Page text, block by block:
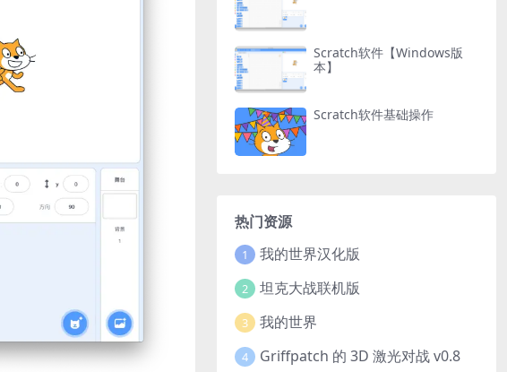
Scratch软件【Windows版
本】
Scratch软件基础操作
热门资源
1 我的世界汉化版
2 坦克大战联机版
3 我的世界
4 Griffpatch 的 3D 激光对战 v0.8